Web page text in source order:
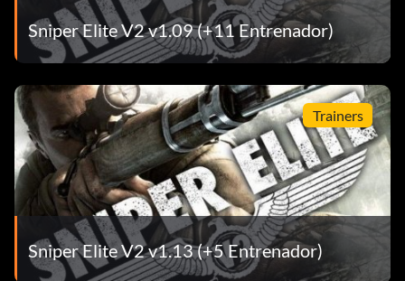
Sniper Elite V2 v1.09 (+11 Entrenador)
Trainers
Sniper Elite V2 v1.13 (+5 Entrenador)